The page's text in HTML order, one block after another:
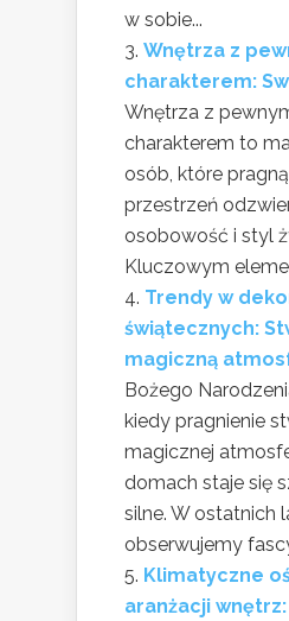
w sobie...
Wnętrza z
charakterem:
Wnętrza z
charakterem to
osób, które
przestrzeń
osobowość i styl
Kluczowym
Trendy w
świątecznych:
magiczną
Bożego
kiedy pragnienie
magicznej
domach staje się
silne. W ostatnich
obserwujemy
Klimatyczne
aranżacji